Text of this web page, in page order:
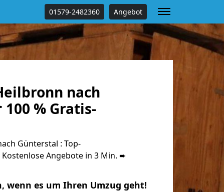
01579-2482360 Angebot
nach
% Gratis-
Günterstal : Top-
Angebote in 3 Min. ➨
wenn es um Ihren Umzug geht!